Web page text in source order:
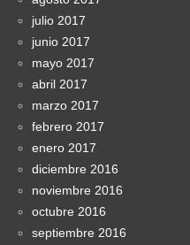
julio 2017
junio 2017
mayo 2017
abril 2017
marzo 2017
febrero 2017
enero 2017
diciembre 2016
noviembre 2016
octubre 2016
septiembre 2016